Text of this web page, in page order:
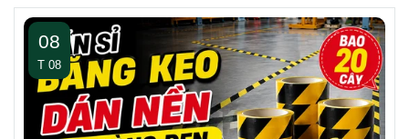
08
T 08